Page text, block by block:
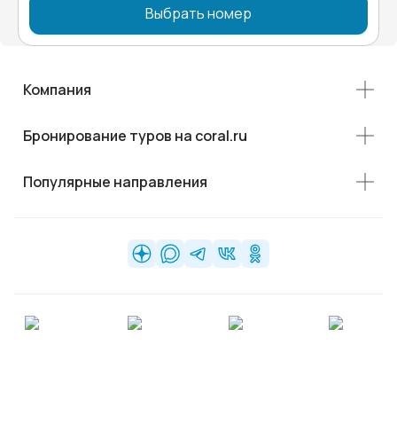
Выбрать номер
Компания
Бронирование туров на coral.ru
Популярные направления